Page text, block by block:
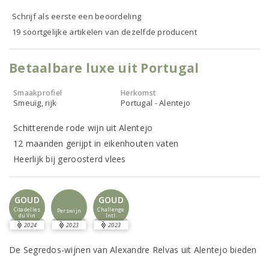
Schrijf als eerste een beoordeling
19 soortgelijke artikelen van dezelfde producent
Betaalbare luxe uit Portugal
Smaakprofiel
Smeuïg, rijk
Herkomst
Portugal - Alentejo
Schitterende rode wijn uit Alentejo
12 maanden gerijpt in eikenhouten vaten
Heerlijk bij geroosterd vlees
GOUD
Citadelles
du Vin
2024
Perswijn
2023
GOUD
Challenge
Intl.
2023
De Segredos-wijnen van Alexandre Relvas uit Alentejo bieden